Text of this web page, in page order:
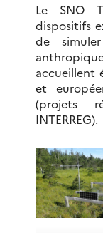
Le SNO
dispositifs
de
accueillent
et
(projets
INTERREG).